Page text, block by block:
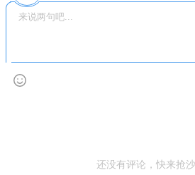
还没有评论，快来抢